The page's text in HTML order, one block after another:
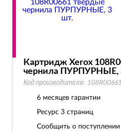
Картридж Xerox
чернила ПУРПУРНЫЕ,
Код производителя: 108R00661
6 месяцев гарантии
Ресурс 3 страниц
Сообщить о поступлении